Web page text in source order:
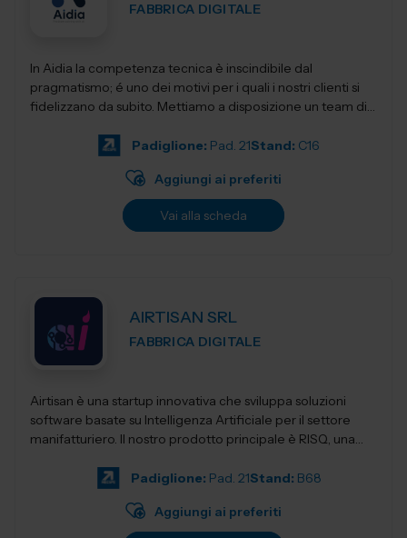
FABBRICA DIGITALE
In Aidia la competenza tecnica è inscindibile dal
pragmatismo; é uno dei motivi per i quali i nostri clienti si
fidelizzano da subito. Mettiamo a disposizione un team di
Padiglione: Pad. 21Stand: C16
Aggiungi ai preferiti
Vai alla scheda
AIRTISAN SRL
FABBRICA DIGITALE
Airtisan è una startup innovativa che sviluppa soluzioni
software basate su Intelligenza Artificiale per il settore
manifatturiero. Il nostro prodotto principale è RISQ, una
Padiglione: Pad. 21Stand: B68
Aggiungi ai preferiti